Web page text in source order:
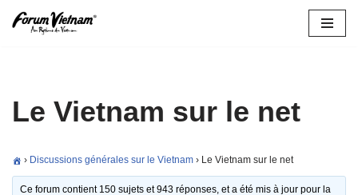
Le Vietnam sur le net
› Discussions générales sur le Vietnam › Le Vietnam sur le net
Ce forum contient 150 sujets et 943 réponses, et a été mis à jour pour la